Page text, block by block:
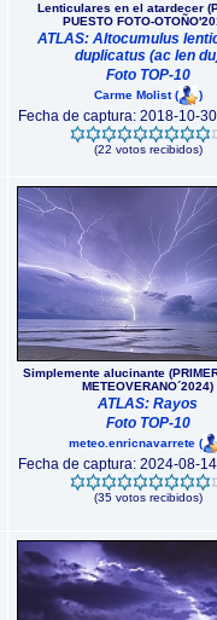
Lenticulares en el atardecer
PUESTO FOTO-
ATLAS: Altocumulus
duplicatus (ac len
Foto TOP-10
Carme Molist( )
Fecha de captura: 2018-10-
(22 votos recibidos)
Simplemente alucinante
METEOVERANO´2024)
ATLAS: Rayos
Foto TOP-10
meteo.enricnavarrete (
Fecha de captura: 2024-08-
(35 votos recibidos)